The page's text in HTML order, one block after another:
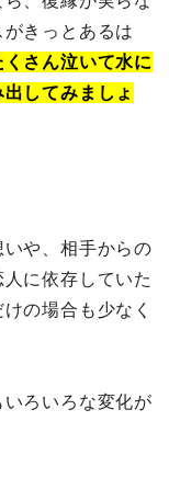
きっとあるは
さん泣いて水に
してみましょ
や、相手からの
に依存していた
の場合も少なく
ろいろな変化が